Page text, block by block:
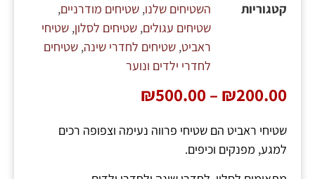
קטגוריות
השטיחים שלנו, שטיחים מודרניים,
שטיחים עגולים, שטיחים לסלון, שטיחי
ראביט, שטיחים לחדרי שינה, שטיחים
לחדרי ילדים ונוער
₪200.00
–
₪500.00
שטיחי ראביט הם שטיחי פרווה נעימה וצפופה רכים
למגע, מפנקים וכיפים.